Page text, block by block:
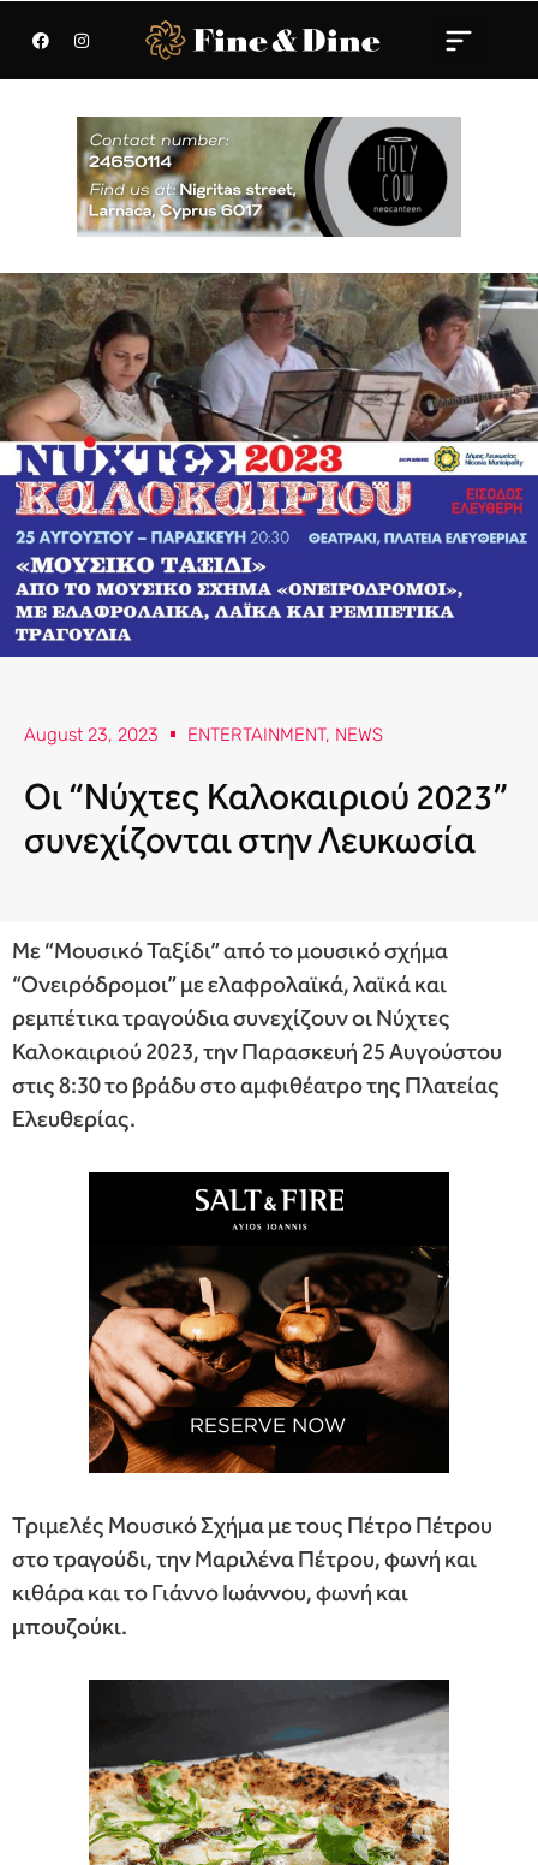
August 23, 2023 ENTERTAINMENT, NEWS
Οι “Νύχτες Καλοκαιριού 2023”
συνεχίζονται στην Λευκωσία
Με “Μουσικό Ταξίδι” από το μουσικό σχήμα
“Ονειρόδρομοι” με ελαφρολαϊκά, λαϊκά και
ρεμπέτικα τραγούδια συνεχίζουν οι Νύχτες
Καλοκαιριού 2023, την Παρασκευή 25 Αυγούστου
στις 8:30 το βράδυ στο αμφιθέατρο της Πλατείας
Ελευθερίας.
Τριμελές Μουσικό Σχήμα με τους Πέτρο Πέτρου
στο τραγούδι, την Μαριλένα Πέτρου, φωνή και
κιθάρα και το Γιάννο Ιωάννου, φωνή και
μπουζούκι.